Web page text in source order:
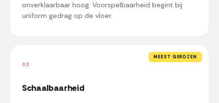
onverklaarbaar hoog. Voorspelbaarheid begint bij
uniform gedrag op de vloer.
MEEST GEKOZEN
02
Schaalbaarheid